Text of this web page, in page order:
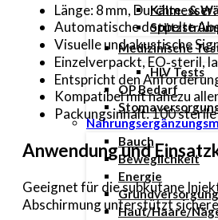
Kälte- &
Medizinische
HIV Tests
OP Bedarf
Bauch
Beweglichkeit
Energie
Grundversorgung
Haut/Haare/
Länge: 8 mm,
Automatische doppelte
Visuelle und akustische
Einzelverpackt, EO‑steril,
Entspricht den
Kompatibel mit nahezu
Packungsinhalt: 100
Anwendung und
Geeignet für die subkutane
Abschirmung unterstützt